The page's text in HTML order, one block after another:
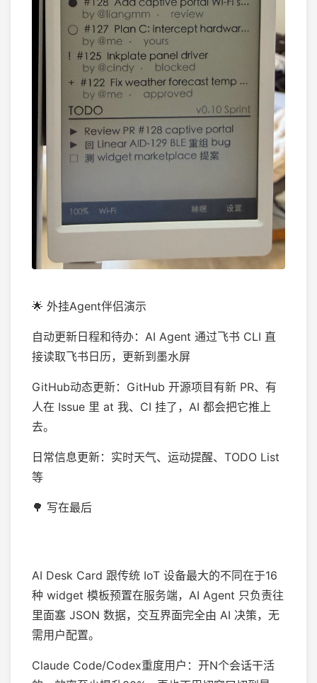
🌟 外挂Agent伴侣演示
自动更新日程和待办：AI Agent 通过飞书 CLI 直
接读取飞书日历，更新到墨水屏
GitHub动态更新：GitHub 开源项目有新 PR、有
人在 Issue 里 at 我、CI 挂了，AI 都会把它推上
去。
日常信息更新：实时天气、运动提醒、TODO List
等
🌳 写在最后